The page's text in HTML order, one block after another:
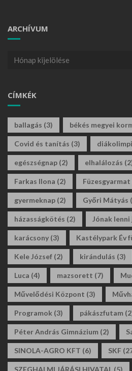
ARCHÍVUM
CÍMKÉK
ballagás (3) békés megyei
Covid és tanítás (3)
egészségnap (2) elhalálozás
Farkas Ilona (2) Füzesgyarmat
gyermeknap (2) Győri Mátyás
házasságkötés (2) Jónak lenni
karácsony (3) Kastélypark Év
Kele József (2) kirándulás (3)
Luca (4) mazsorett (7)
Művelődési Központ (3)
Programok (3) pákászfutam
Péter András Gimnázium (2)
SINOLA-AGRO KFT (6) SKF
SZEGHALMI JÁRÁSI HIVATAL (5)